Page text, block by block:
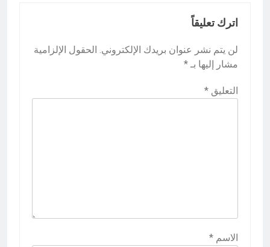
اترك تعليقاً
لن يتم نشر عنوان بريدك الإلكتروني. الحقول الإلزامية
مشار إليها بـ *
التعليق *
الاسم *